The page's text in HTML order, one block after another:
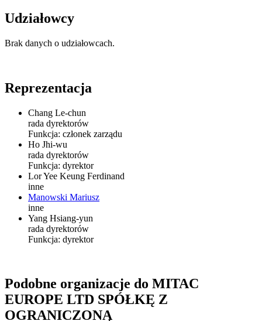
Udziałowcy
Brak danych o udziałowcach.
Reprezentacja
Chang Le-chun
rada dyrektorów
Funkcja: członek zarządu
Ho Jhi-wu
rada dyrektorów
Funkcja: dyrektor
Lor Yee Keung Ferdinand
inne
Manowski Mariusz
inne
Yang Hsiang-yun
rada dyrektorów
Funkcja: dyrektor
Podobne organizacje do MITAC
EUROPE LTD SPÓŁKĘ Z
OGRANICZONĄ